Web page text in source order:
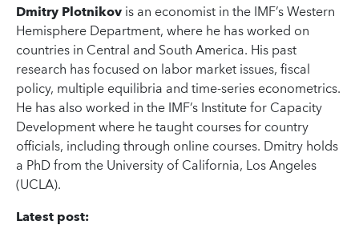
Dmitry Plotnikovis an economist in the IMF’s Western
Hemisphere Department, where he has worked on
countries in Central and South America. His past
research has focused on labor market issues, fiscal
policy, multiple equilibria and time-series econometrics.
He has also worked in the IMF’s Institute for Capacity
Development where he taught courses for country
officials, including through online courses. Dmitry holds
a PhD from the University of California, Los Angeles
(UCLA).
Latest post: